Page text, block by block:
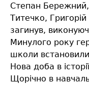
Степан
Титечко,
загинув,
Минулого року
школи
Нова доба в
Щорічно в